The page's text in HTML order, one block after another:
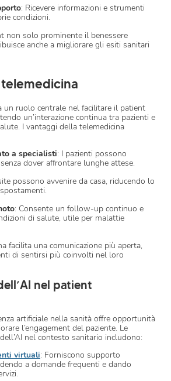
: Ricevere informazioni e strumenti
condizioni.
non solo prominente il benessere
anche a migliorare gli esiti sanitari
un ruolo centrale nel facilitare il patient
un’interazione continua tra pazienti e
I vantaggi della telemedicina
a specialisti: I pazienti possono
dover affrontare lunghe attese.
possono avvenire da casa, riducendo lo
: Consente un follow-up continuo e
di salute, utile per malattie
facilita una comunicazione più aperta,
di sentirsi più coinvolti nel loro
nel patient
artificiale nella sanità offre opportunità
l’engagement del paziente. Le
nel contesto sanitario includono:
virtuali: Forniscono supporto
a domande frequenti e dando